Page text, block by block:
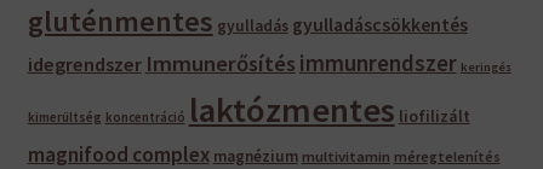
gluténmentes gyulladás gyulladáscsökkentés
idegrendszer Immunerősítés immunrendszer keringés
kimerültség koncentráció laktózmentes liofilizált
magnifood complex magnézium multivitamin méregtelenítés